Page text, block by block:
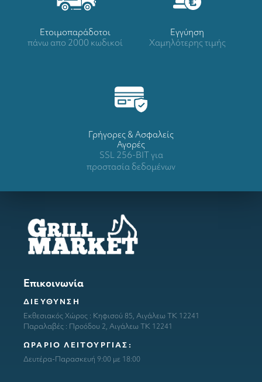
Ετοιμοπαράδοτοι
πάνω απο 2000 κωδικοί
Eγγύηση
Χαμηλότερης τιμής
Γρήγορες & Ασφαλείς
Αγορές
SSL 256-BIT για
προστασία δεδομένων
Επικοινωνία
ΔΙΕΥΘΥΝΣΗ
Εκθεσιακός Χώρος : Κηφισού 85, Αιγάλεω ΤΚ 12241
Παραλαβές : Προόδου 2, Αιγάλεω ΤΚ 12241
ΩΡΑΡΙΟ ΛΕΙΤΟΥΡΓΙΑΣ:
Δευτέρα-Παρασκευή 9:00 με 18:00